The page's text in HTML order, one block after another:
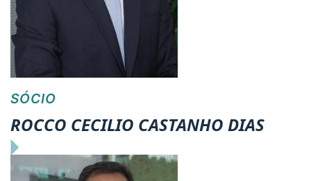
SÓCIO
ROCCO CECILIO CASTANHO DIAS